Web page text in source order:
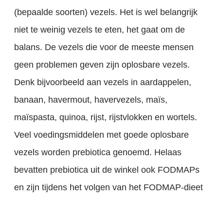
(bepaalde soorten) vezels. Het is wel belangrijk
niet te weinig vezels te eten, het gaat om de
balans. De vezels die voor de meeste mensen
geen problemen geven zijn oplosbare vezels.
Denk bijvoorbeeld aan vezels in aardappelen,
banaan, havermout, havervezels, maïs,
maïspasta, quinoa, rijst, rijstvlokken en wortels.
Veel voedingsmiddelen met goede oplosbare
vezels worden prebiotica genoemd. Helaas
bevatten prebiotica uit de winkel ook FODMAPs
en zijn tijdens het volgen van het FODMAP-dieet